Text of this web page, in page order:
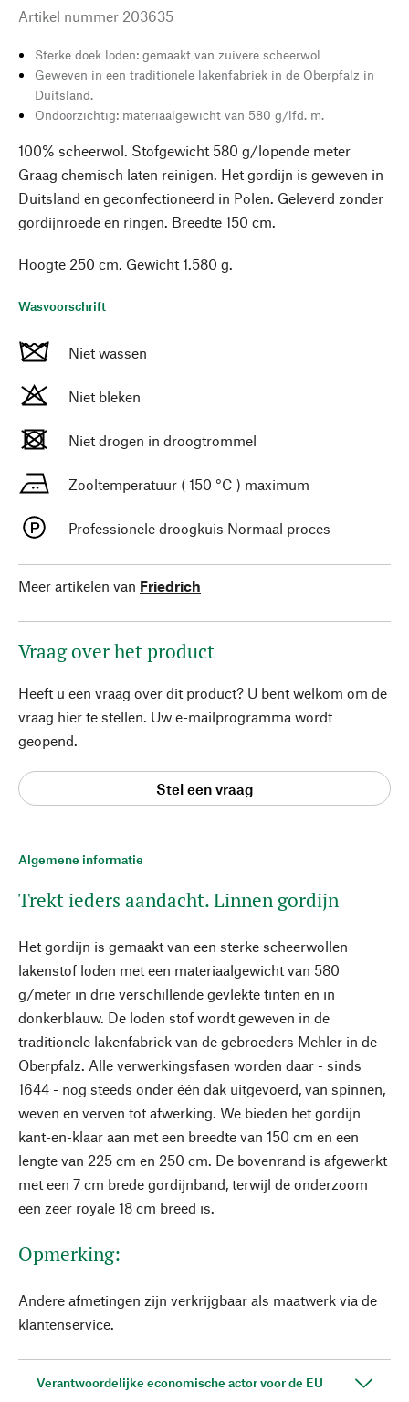
Algemene informatie
Trekt ieders aandacht. Linnen gordijn
Het gordijn is gemaakt van een sterke scheerwollen
lakenstof loden met een materiaalgewicht van 580
g/meter in drie verschillende gevlekte tinten en in
donkerblauw. De loden stof wordt geweven in de
traditionele lakenfabriek van de gebroeders Mehler in de
Oberpfalz. Alle verwerkingsfasen worden daar - sinds
1644 - nog steeds onder één dak uitgevoerd, van spinnen,
weven en verven tot afwerking. We bieden het gordijn
kant-en-klaar aan met een breedte van 150 cm en een
lengte van 225 cm en 250 cm. De bovenrand is afgewerkt
met een 7 cm brede gordijnband, terwijl de onderzoom
een zeer royale 18 cm breed is.
Opmerking:
Andere afmetingen zijn verkrijgbaar als maatwerk via de
klantenservice.
Verantwoordelijke economische actor voor de EU
Artikel nummer 203635
Sterke doek loden: gemaakt van zuivere scheerwol
Geweven in een traditionele lakenfabriek in de Oberpfalz in
Duitsland.
Ondoorzichtig: materiaalgewicht van 580 g/lfd. m.
100% scheerwol. Stofgewicht 580 g/lopende meter
Graag chemisch laten reinigen. Het gordijn is geweven in
Duitsland en geconfectioneerd in Polen. Geleverd zonder
gordijnroede en ringen. Breedte 150 cm.
Hoogte 250 cm. Gewicht 1.580 g.
Wasvoorschrift
Niet wassen
Niet bleken
Niet drogen in droogtrommel
Zooltemperatuur ( 150 °C ) maximum
Professionele droogkuis Normaal proces
Meer artikelen van Friedrich
Vraag over het product
Heeft u een vraag over dit product? U bent welkom om de
vraag hier te stellen. Uw e-mailprogramma wordt
geopend.
Stel een vraag